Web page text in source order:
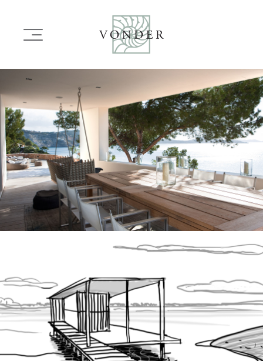
NAAR
INHOUD
GAAN
Main